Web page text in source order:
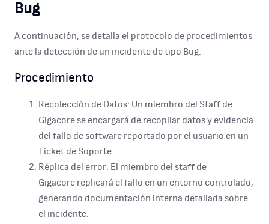
Bug
A continuación, se detalla el protocolo de procedimientos
ante la detección de un incidente de tipo Bug.
Procedimiento
Recolección de Datos: Un miembro del Staff de
Gigacore se encargará de recopilar datos y evidencia
del fallo de software reportado por el usuario en un
Ticket de Soporte.
Réplica del error: El miembro del staff de
Gigacore replicará el fallo en un entorno controlado,
generando documentación interna detallada sobre
el incidente.